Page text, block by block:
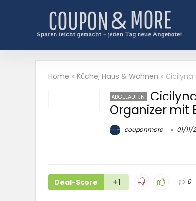
Home » Küche, Haus & Wohnen » Cicilyna
ABGELAUFEN
Organizer mit
couponmore 01/11/
Deal-Score +1 0